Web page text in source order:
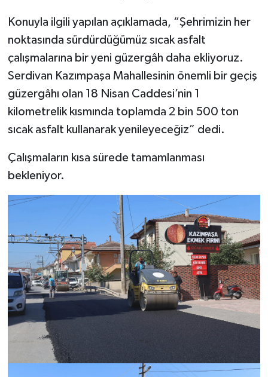
Konuyla ilgili yapılan açıklamada, “Şehrimizin her
noktasında sürdürdüğümüz sıcak asfalt
çalışmalarına bir yeni güzergâh daha ekliyoruz.
Serdivan Kazımpaşa Mahallesinin önemli bir geçiş
güzergâhı olan 18 Nisan Caddesi’nin 1
kilometrelik kısmında toplamda 2 bin 500 ton
sıcak asfalt kullanarak yenileyeceğiz” dedi.
Çalışmaların kısa sürede tamamlanması
bekleniyor.